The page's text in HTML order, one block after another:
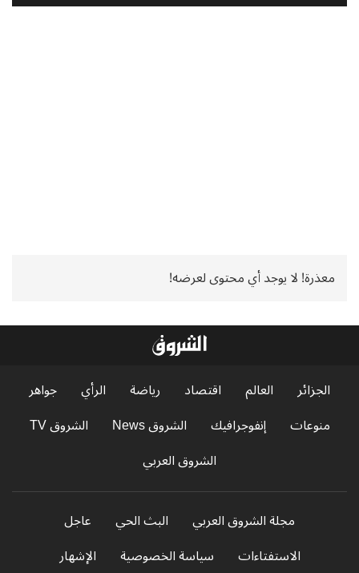
معذرة! لا يوجد أي محتوى لعرضه!
الجزائر العالم اقتصاد رياضة الرأي
جواهر
منوعات
إنفوجرافيك الشروق News
الشروق TV
الشروق العربي
مجلة الشروق العربي البث الحي
عاجل
الاستفتاءات
سياسة الخصوصية الإشهار